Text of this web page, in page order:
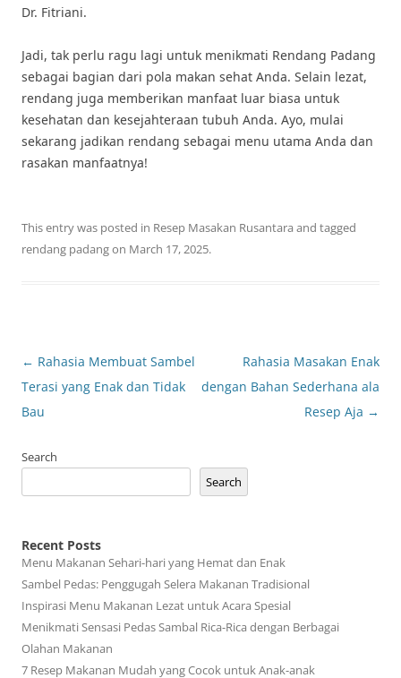
Dr. Fitriani.
Jadi, tak perlu ragu lagi untuk menikmati Rendang Padang
sebagai bagian dari pola makan sehat Anda. Selain lezat,
rendang juga memberikan manfaat luar biasa untuk
kesehatan dan kesejahteraan tubuh Anda. Ayo, mulai
sekarang jadikan rendang sebagai menu utama Anda dan
rasakan manfaatnya!
This entry was posted in Resep Masakan Rusantara and tagged
rendang padangon March 17, 2025.
Post
navigation
← Rahasia Membuat Sambel
Terasi yang Enak dan Tidak
Bau
Rahasia Masakan Enak
dengan Bahan Sederhana ala
Resep Aja →
Search
Search
Recent Posts
Menu Makanan Sehari-hari yang Hemat dan Enak
Sambel Pedas: Penggugah Selera Makanan Tradisional
Inspirasi Menu Makanan Lezat untuk Acara Spesial
Menikmati Sensasi Pedas Sambal Rica-Rica dengan Berbagai
Olahan Makanan
7 Resep Makanan Mudah yang Cocok untuk Anak-anak